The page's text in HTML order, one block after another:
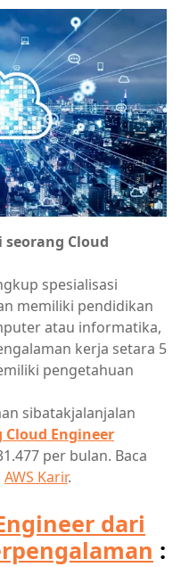
Cloud
spesialisasi
memiliki pendidikan
atau informatika,
kerja setara 5
pengetahuan
sibatakjalanjalan
Engineer
per bulan. Baca
AWS Karir.
dari
: